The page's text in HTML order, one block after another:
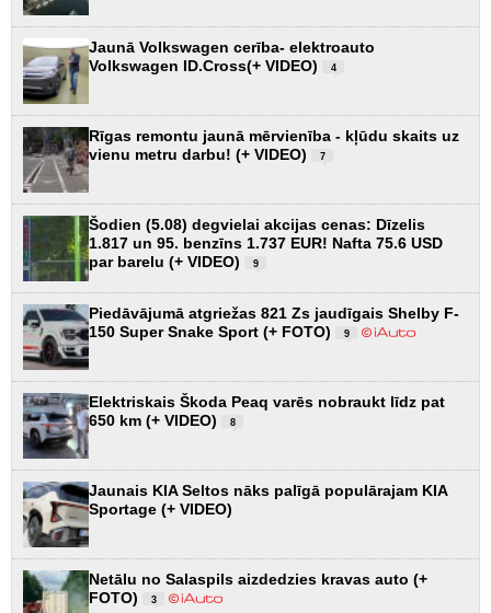
Jaunā Volkswagen cerība- elektroauto
Volkswagen ID.Cross(+ VIDEO)
4
Rīgas remontu jaunā mērvienība - kļūdu skaits uz
vienu metru darbu! (+ VIDEO)
7
Šodien (5.08) degvielai akcijas cenas: Dīzelis
1.817 un 95. benzīns 1.737 EUR! Nafta 75.6 USD
par barelu (+ VIDEO)
9
Piedāvājumā atgriežas 821 Zs jaudīgais Shelby F-
150 Super Snake Sport (+ FOTO)
9
Elektriskais Škoda Peaq varēs nobraukt līdz pat
650 km (+ VIDEO)
8
Jaunais KIA Seltos nāks palīgā populārajam KIA
Sportage (+ VIDEO)
Netālu no Salaspils aizdedzies kravas auto (+
FOTO)
3